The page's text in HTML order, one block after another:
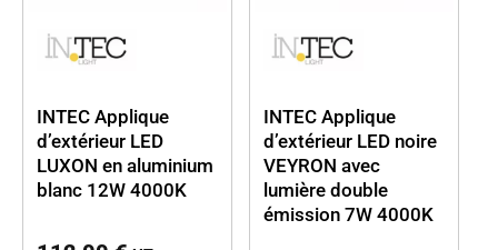
INTEC Applique
d’extérieur LED
LUXON en aluminium
blanc 12W 4000K
INTEC Applique
d’extérieur LED noire
VEYRON avec
lumière double
émission 7W 4000K